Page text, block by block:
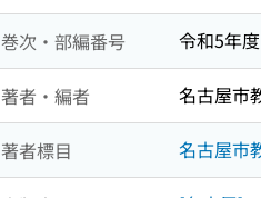
巻次・部編番号 令和5年度
著者・編者 名古屋市
著者標目 名古屋市